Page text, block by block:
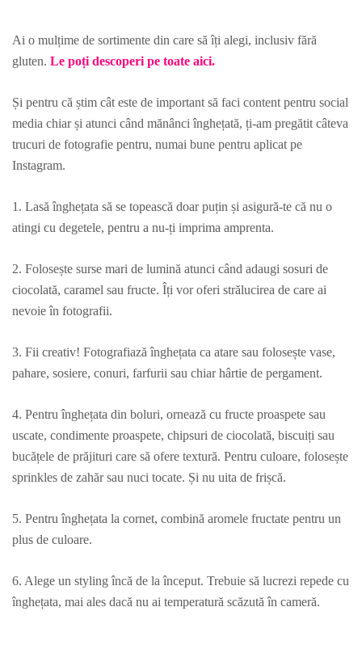
Ai o mulțime de sortimente din care să îți alegi, inclusiv fără
gluten. Le poți descoperi pe toate aici.
Și pentru că știm cât este de important să faci content pentru social
media chiar și atunci când mănânci înghețată, ți-am pregătit câteva
trucuri de fotografie pentru, numai bune pentru aplicat pe
Instagram.
1. Lasă înghețata să se topească doar puțin și asigură-te că nu o
atingi cu degetele, pentru a nu-ți imprima amprenta.
2. Folosește surse mari de lumină atunci când adaugi sosuri de
ciocolată, caramel sau fructe. Îți vor oferi strălucirea de care ai
nevoie în fotografii.
3. Fii creativ! Fotografiază înghețata ca atare sau folosește vase,
pahare, sosiere, conuri, farfurii sau chiar hârtie de pergament.
4. Pentru înghețata din boluri, ornează cu fructe proaspete sau
uscate, condimente proaspete, chipsuri de ciocolată, biscuiți sau
bucățele de prăjituri care să ofere textură. Pentru culoare, folosește
sprinkles de zahăr sau nuci tocate. Și nu uita de frișcă.
5. Pentru înghețata la cornet, combină aromele fructate pentru un
plus de culoare.
6. Alege un styling încă de la început. Trebuie să lucrezi repede cu
înghețata, mai ales dacă nu ai temperatură scăzută în cameră.